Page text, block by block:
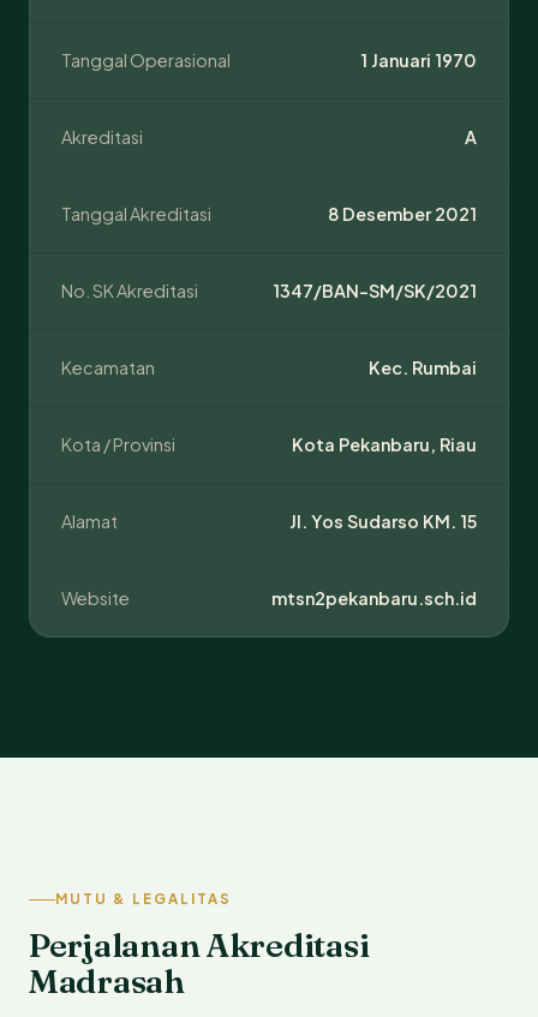
Tanggal Operasional 1 Januari 1970
Akreditasi A
Tanggal Akreditasi 8 Desember 2021
No. SK Akreditasi 1347/BAN-SM/SK/2021
Kecamatan Kec. Rumbai
Kota / Provinsi Kota Pekanbaru, Riau
Alamat Jl. Yos Sudarso KM. 15
Website mtsn2pekanbaru.sch.id
MUTU & LEGALITAS
Perjalanan Akreditasi
Madrasah